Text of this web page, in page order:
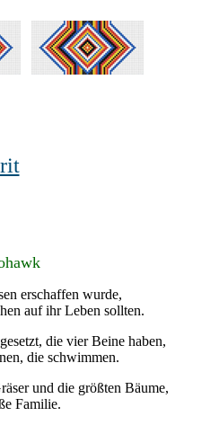
erschaffen wurde,
auf ihr Leben sollten.
die vier Beine haben,
die schwimmen.
und die größten Bäume,
Familie.